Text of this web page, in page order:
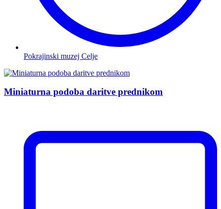
Pokrajinski muzej Celje
Miniaturna podoba daritve prednikom